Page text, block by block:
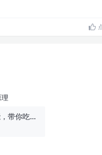
原生JS手写一个优雅的图片预览功能，带你吃透背后原理